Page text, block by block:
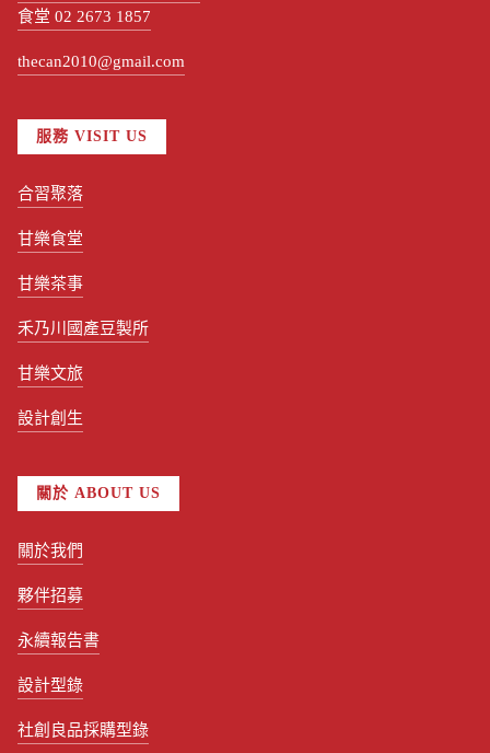
食堂 02 2673 1857
thecan2010@gmail.com
服務 VISIT US
合習聚落
甘樂食堂
甘樂茶事
禾乃川國產豆製所
甘樂文旅
設計創生
關於 ABOUT US
關於我們
夥伴招募
永續報告書
設計型錄
社創良品採購型錄